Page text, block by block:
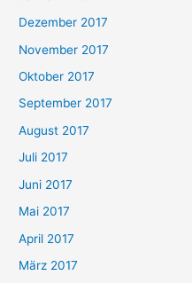
Dezember 2017
November 2017
Oktober 2017
September 2017
August 2017
Juli 2017
Juni 2017
Mai 2017
April 2017
März 2017